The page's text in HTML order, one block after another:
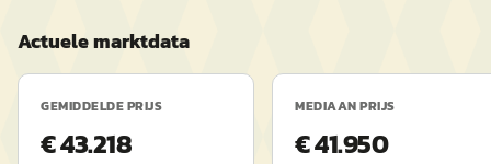
Actuele marktdata
GEMIDDELDE PRIJS
€ 43.218
MEDIAAN PRIJS
€ 41.950